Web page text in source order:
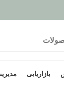
بازاریابی